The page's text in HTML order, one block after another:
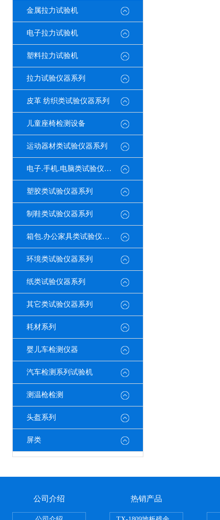
金属拉力试验机
电子拉力试验机
塑料拉力试验机
拉力试验仪器系列
皮革 纺织类试验仪器系列
儿童座椅检测设备
运动器材类试验仪器系列
电子.手机.电脑类试验仪器系列
塑胶类试验仪器系列
制鞋类试验仪器系列
箱包.办公家具类试验仪器系列
环境类试验仪器系列
纸类试验仪器系列
其它类试验仪器系列
耗材系列
婴儿车检测仪器
汽车检测系列试验机
测温枪检测
头盔系列
屏类
公司介绍 热销产品